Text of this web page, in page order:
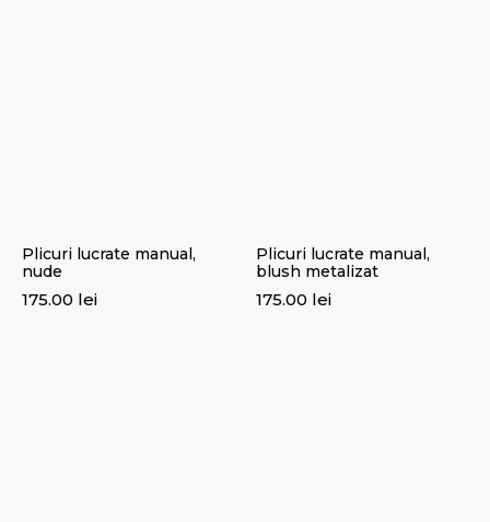
Plicuri lucrate manual,
nude
175.00 lei
Plicuri lucrate manual,
blush metalizat
175.00 lei